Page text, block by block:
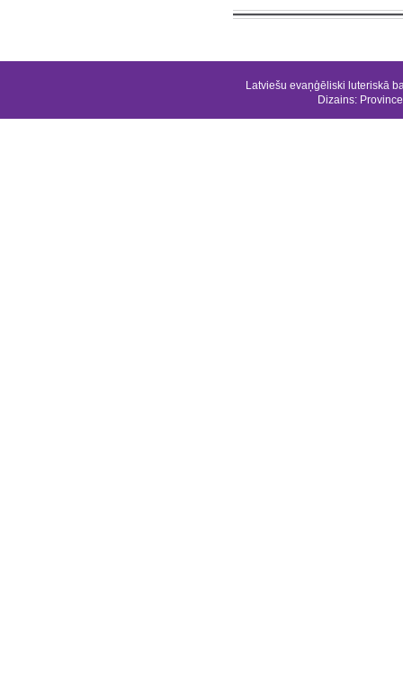
Latviešu evaņģēliski luteriskā
Dizains: